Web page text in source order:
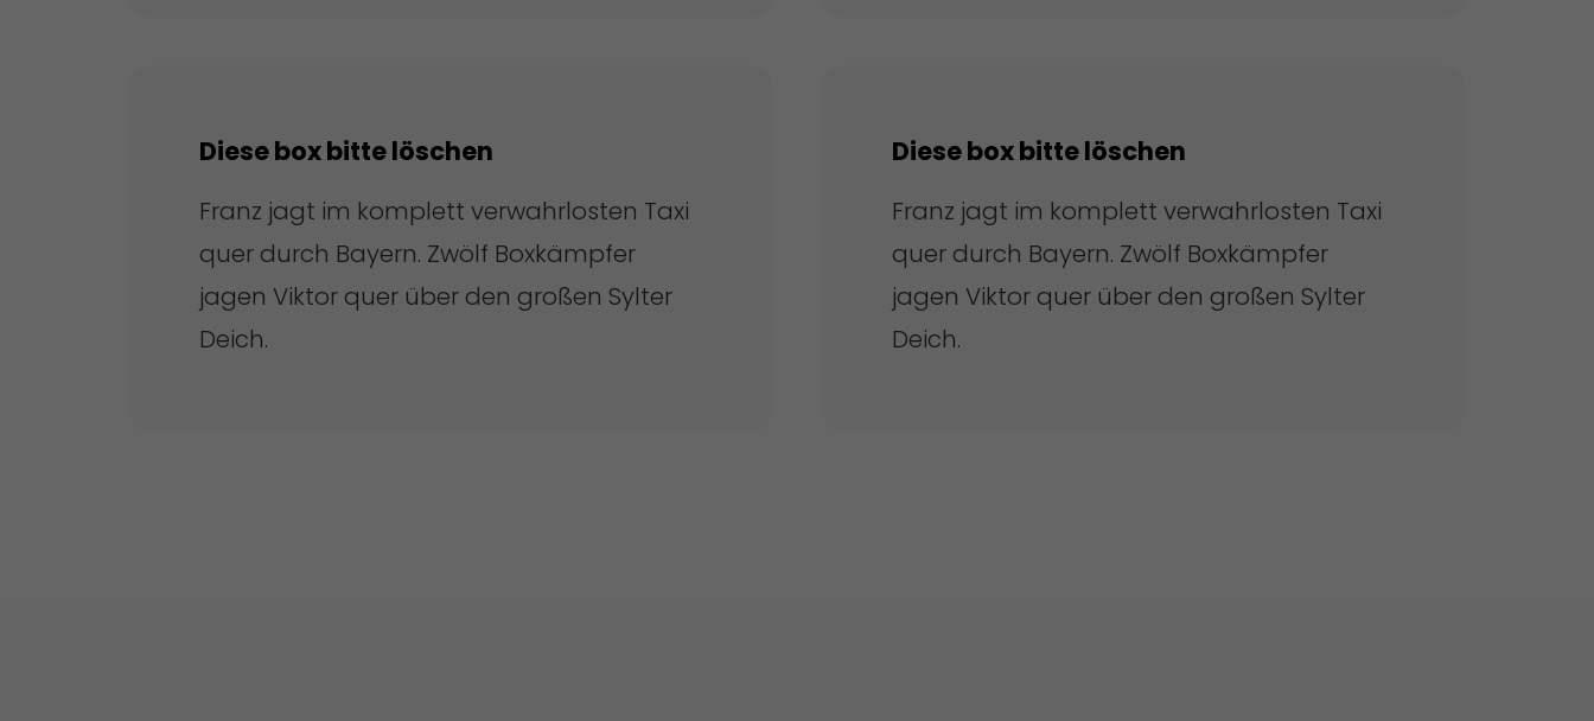
Diese box bitte löschen
Franz jagt im komplett verwahrlosten Taxi
quer durch Bayern. Zwölf Boxkämpfer
jagen Viktor quer über den großen Sylter
Deich.
Diese box bitte löschen
Franz jagt im komplett verwahrlosten Taxi
quer durch Bayern. Zwölf Boxkämpfer
jagen Viktor quer über den großen Sylter
Deich.